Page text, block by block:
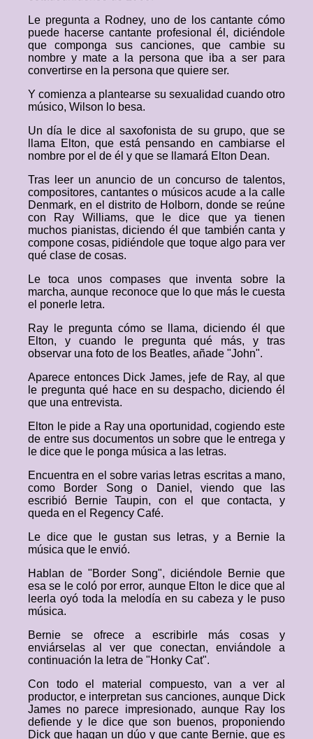
Le pregunta a Rodney, uno de los cantante cómo
puede hacerse cantante profesional él, diciéndole
que componga sus canciones, que cambie su
nombre y mate a la persona que iba a ser para
convertirse en la persona que quiere ser.
Y comienza a plantearse su sexualidad cuando otro
músico, Wilson lo besa.
Un día le dice al saxofonista de su grupo, que se
llama Elton, que está pensando en cambiarse el
nombre por el de él y que se llamará Elton Dean.
Tras leer un anuncio de un concurso de talentos,
compositores, cantantes o músicos acude a la calle
Denmark, en el distrito de Holborn, donde se reúne
con Ray Williams, que le dice que ya tienen
muchos pianistas, diciendo él que también canta y
compone cosas, pidiéndole que toque algo para ver
qué clase de cosas.
Le toca unos compases que inventa sobre la
marcha, aunque reconoce que lo que más le cuesta
el ponerle letra.
Ray le pregunta cómo se llama, diciendo él que
Elton, y cuando le pregunta qué más, y tras
observar una foto de los Beatles, añade "John".
Aparece entonces Dick James, jefe de Ray, al que
le pregunta qué hace en su despacho, diciendo él
que una entrevista.
Elton le pide a Ray una oportunidad, cogiendo este
de entre sus documentos un sobre que le entrega y
le dice que le ponga música a las letras.
Encuentra en el sobre varias letras escritas a mano,
como Border Song o Daniel, viendo que las
escribió Bernie Taupin, con el que contacta, y
queda en el Regency Café.
Le dice que le gustan sus letras, y a Bernie la
música que le envió.
Hablan de "Border Song", diciéndole Bernie que
esa se le coló por error, aunque Elton le dice que al
leerla oyó toda la melodía en su cabeza y le puso
música.
Bernie se ofrece a escribirle más cosas y
enviárselas al ver que conectan, enviándole a
continuación la letra de "Honky Cat".
Con todo el material compuesto, van a ver al
productor, e interpretan sus canciones, aunque Dick
James no parece impresionado, aunque Ray los
defiende y le dice que son buenos, proponiendo
Dick que hagan un dúo y que cante Bernie, que es